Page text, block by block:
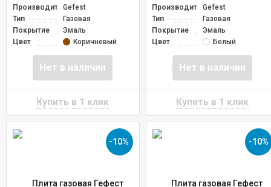
ПроизводительGefest
Тип
Газовая
Покрытие
Эмаль
Цвет
Коричневый
Нет в наличии
ПроизводительGefest
Тип
Газовая
Покрытие
Эмаль
Цвет
Белый
Нет в наличии
-10% -10%